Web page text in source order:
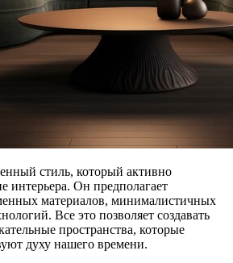
стиль, который активно
интерьера. Он предполагает
материалов, минималистичных
Все это позволяет создавать
пространства, которые
духу нашего времени.